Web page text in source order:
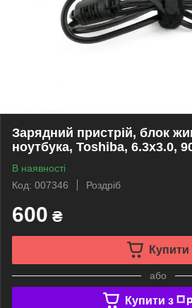
Зарядний пристрій, блок
ноутбука, Toshiba, 6.3x3.0,
В наявності
Код: 007346
Роздріб
600 ₴
Купити
або
Купити з